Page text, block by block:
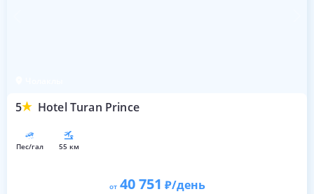
5 Hotel Turan Prince
пес/гал 55 км
от 40 751 /день